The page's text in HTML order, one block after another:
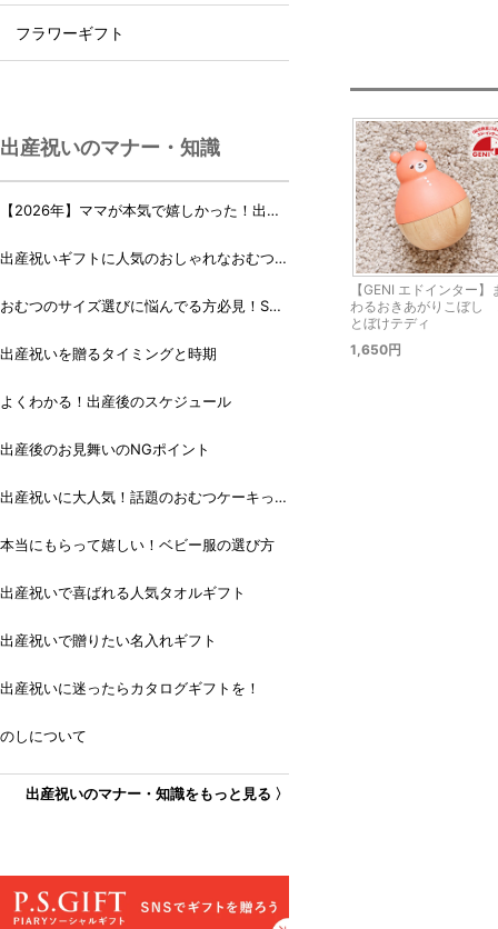
【GENI エドインター】
わるおきあがりこぼし
とぼけテディ
1,650円
フラワーギフト
出産祝いのマナー・知識
【2026年】ママが本気で嬉しかった！出産
出産祝いギフトに人気のおしゃれなおむつケ
おむつのサイズ選びに悩んでる方必見！Sサ
出産祝いを贈るタイミングと時期
よくわかる！出産後のスケジュール
出産後のお見舞いのNGポイント
出産祝いに大人気！話題のおむつケーキっ
本当にもらって嬉しい！ベビー服の選び方
出産祝いで喜ばれる人気タオルギフト
出産祝いで贈りたい名入れギフト
出産祝いに迷ったらカタログギフトを！
のしについて
出産祝いのマナー・知識をもっと見る 〉